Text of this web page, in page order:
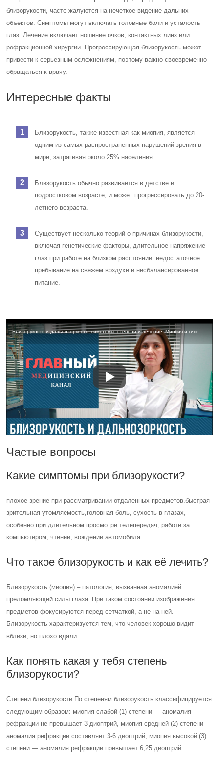
близорукости, часто жалуются на нечеткое видение дальних
объектов. Симптомы могут включать головные боли и усталость
глаз. Лечение включает ношение очков, контактных линз или
рефракционной хирургии. Прогрессирующая близорукость может
привести к серьезным осложнениям, поэтому важно своевременно
обращаться к врачу.
Интересные факты
Близорукость, также известная как миопия, является
одним из самых распространенных нарушений зрения в
мире, затрагивая около 25% населения.
Близорукость обычно развивается в детстве и
подростковом возрасте, и может прогрессировать до 20-
летнего возраста.
Существует несколько теорий о причинах близорукости,
включая генетические факторы, длительное напряжение
глаз при работе на близком расстоянии, недостаточное
пребывание на свежем воздухе и несбалансированное
питание.
Частые вопросы
Какие симптомы при близорукости?
плохое зрение при рассматривании отдаленных предметов,быстрая
зрительная утомляемость,головная боль, сухость в глазах,
особенно при длительном просмотре телепередач, работе за
компьютером, чтении, вождении автомобиля.
Что такое близорукость и как её лечить?
Близорукость (миопия) – патология, вызванная аномалией
преломляющей силы глаза. При таком состоянии изображения
предметов фокусируются перед сетчаткой, а не на ней.
Близорукость характеризуется тем, что человек хорошо видит
вблизи, но плохо вдали.
Как понять какая у тебя степень
близорукости?
Степени близорукости По степеням близорукость классифицируется
следующим образом: миопия слабой (1) степени — аномалия
рефракции не превышает 3 диоптрий, миопия средней (2) степени —
аномалия рефракции составляет 3-6 диоптрий, миопия высокой (3)
степени — аномалия рефракции превышает 6,25 диоптрий.